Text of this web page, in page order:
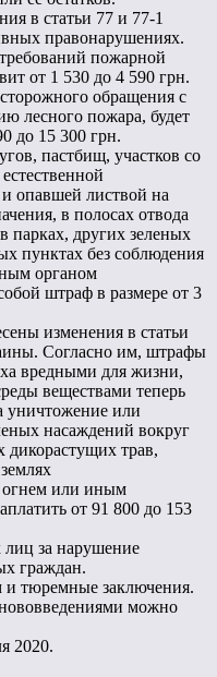
в статьи 77 и 77-1
правонарушениях.
пожарной
от 1 530 до 4 590 грн.
обращения с
лесного пожара, будет
до 15 300 грн.
пастбищ, участков со
и опавшей листвой на
в полосах отвода
парках, других зеленых
пунктах без соблюдения
органом
штраф в размере от 3
изменения в статьи
Согласно им, штрафы
вредными для жизни,
веществами теперь
уничтожение или
насаждений вокруг
дикорастущих трав,
огнем или иным
от 91 800 до 153
лиц за нарушение
граждан.
тюремные заключения.
можно
2020.